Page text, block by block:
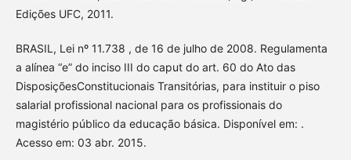
Edições UFC, 2011.
BRASIL, Lei nº 11.738 , de 16 de julho de 2008. Regulamenta
a alínea “e” do inciso III do caput do art. 60 do Ato das
DisposiçõesConstitucionais Transitórias, para instituir o piso
salarial profissional nacional para os profissionais do
magistério público da educação básica. Disponível em: .
Acesso em: 03 abr. 2015.